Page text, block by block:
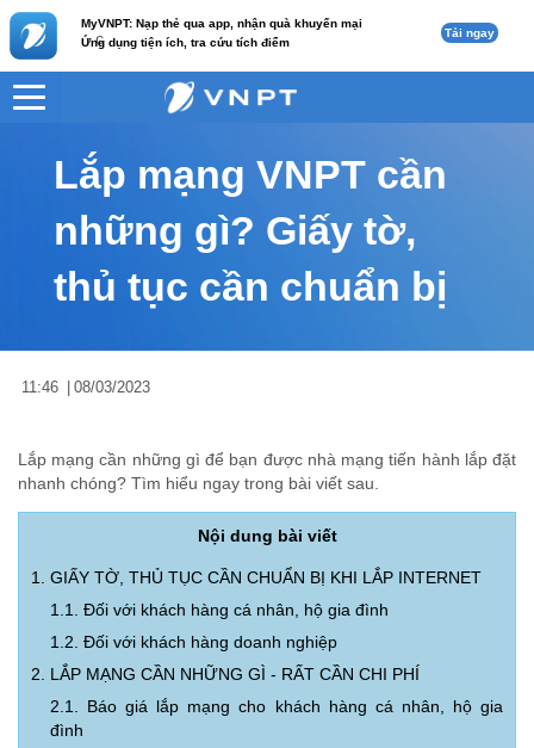
MyVNPT: Nạp thẻ qua app, nhận quà khuyến mại
Ứng dụng tiện ích, tra cứu tích điểm
c Tải ngay
VNPT Nội dung tin
Lắp mạng VNPT cần
những gì? Giấy tờ,
thủ tục cần chuẩn bị
11:46 08/03/2023
Lắp mạng cần những gì để bạn được nhà mạng tiến hành lắp đặt
nhanh chóng? Tìm hiểu ngay trong bài viết sau.
Nội dung bài viết
1. GIẤY TỜ, THỦ TỤC CẦN CHUẨN BỊ KHI LẮP INTERNET
1.1. Đối với khách hàng cá nhân, hộ gia đình
1.2. Đối với khách hàng doanh nghiệp
2. LẮP MẠNG CẦN NHỮNG GÌ - RẤT CẦN CHI PHÍ
2.1. Báo giá lắp mạng cho khách hàng cá nhân, hộ gia
đình